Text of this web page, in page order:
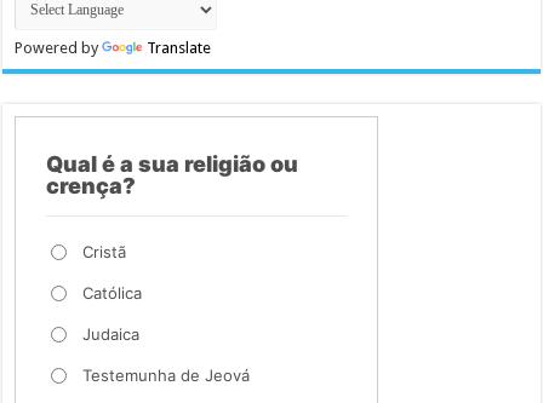
Powered by Translate
Qual é a sua religião ou
crença?
Cristã
Católica
Judaica
Testemunha de Jeová